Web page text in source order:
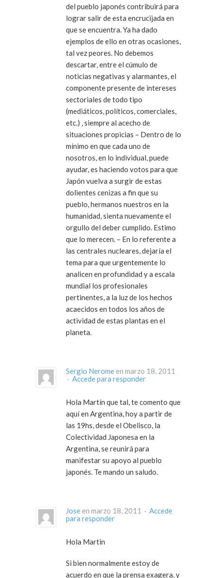
del pueblo japonés contribuirá para
lograr salir de esta encrucijada en
que se encuentra. Ya ha dado
ejemplos de ello en otras ocasiones,
tal vez peores. No debemos
descartar, entre el cúmulo de
noticias negativas y alarmantes, el
componente presente de intereses
sectoriales de todo tipo
(mediáticos, políticos, comerciales,
etc.) , siempre al acecho de
situaciones propicias – Dentro de lo
mínimo en que cada uno de
nosotros, en lo individual, puede
ayudar, es haciendo votos para que
Japón vuelva a surgir de estas
dolientes cenizas a fin que su
pueblo, hermanos nuestros en la
humanidad, sienta nuevamente el
orgullo del deber cumplido. Estimo
que lo merecen. – En lo referente a
las centrales nucleares, dejaría el
tema para que urgentemente lo
analicen en profundidad y a escala
mundial los profesionales
pertinentes, a la luz de los hechos
acaecidos en todos los años de
actividad de estas plantas en el
planeta.
Sergio Nerome en marzo 18, 2011
· Accede para responder
Hola Martín que tal, te comento que
aquí en Argentina, hoy a partir de
las 19hs, desde el Obelisco, la
Colectividad Japonesa en la
Argentina, se reunirá para
manifestar su apoyo al pueblo
japonés. Te mando un saludo.
Jose en marzo 18, 2011 · Accede
para responder
Hola Martin
Si bien normalmente estoy de
acuerdo en que la prensa exagera, y